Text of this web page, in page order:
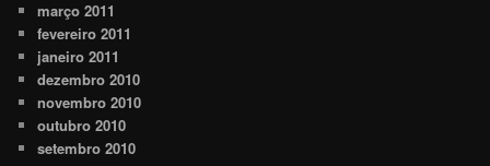
março 2011
fevereiro 2011
janeiro 2011
dezembro 2010
novembro 2010
outubro 2010
setembro 2010